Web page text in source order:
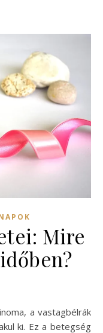
Mire
ki. Ez a betegség